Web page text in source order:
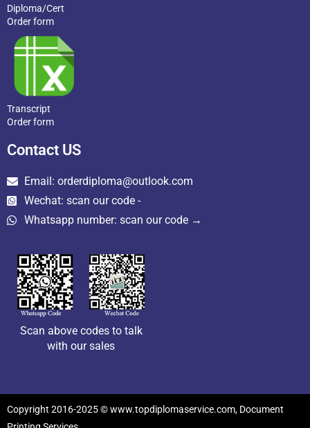
Diploma/Cert
Order form
Transcript
Order form
Contact US
Email: orderdiploma@outlook.com
Wechat: scan our code -
Whatsapp number: scan our code →
Scan above codes to talk
with our sales
Copyright 2016-2025 © www.topdiplomaservice.com, Document